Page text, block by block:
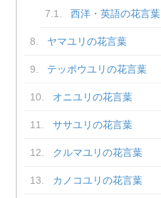
西洋・英語の花言葉
ヤマユリの花言葉
テッポウユリの花言葉
オニユリの花言葉
ササユリの花言葉
クルマユリの花言葉
カノコユリの花言葉